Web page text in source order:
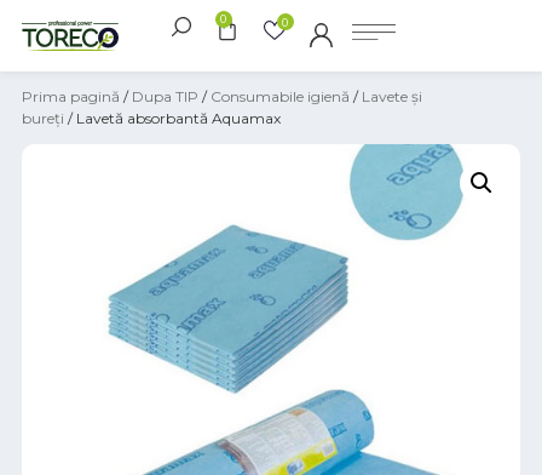
0 0
Prima pagină / Dupa TIP / Consumabile igienă / Lavete și
bureți / Lavetă absorbantă Aquamax